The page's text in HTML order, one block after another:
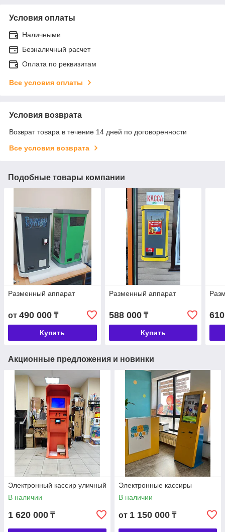
Условия оплаты
Наличными
Безналичный расчет
Оплата по реквизитам
Все условия оплаты
Условия возврата
Возврат товара в течение 14 дней по договоренности
Все условия возврата
Подобные товары компании
Разменный аппарат
от 490 000 ₸
Купить
Разменный аппарат
588 000₸
Купить
Акционные предложения и новинки
Электронный кассир уличный
В наличии
1 620 000 ₸
Электронные кассиры
В наличии
от 1 150 000 ₸